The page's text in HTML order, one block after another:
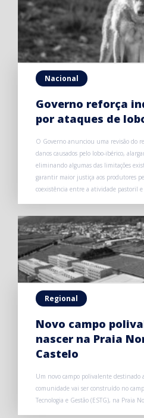
Nacional
Governo reforça
por ataques de
O Governo anunciou uma revisão do
danos causados pelo lobo-ibérico,
eliminando algumas das limitações
garantir maior justiça aos produtores
coexistência entre a atividade pastoril e
Regional
Novo campo
nascer na Praia
Castelo
Um novo campo polivalente destinado
comunidade vai ser construído no
Tecnologia e Gestão (ESTG), na Praia